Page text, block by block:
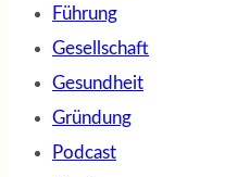
Führung
Gesellschaft
Gesundheit
Gründung
Podcast